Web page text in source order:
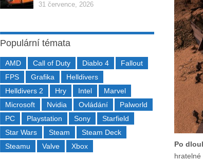
Po
31 července, 2026
Populární témata
AMD Call of Duty Diablo 4
Fallout
FPS
Grafika
Helldivers
Helldivers 2
Hry Intel
Marvel
Microsoft
Nvidia Ovládání
Palworld
PC
Playstation Sony
Starfield
Star Wars
Steam
Steam Deck
Steamu
Valve Xbox